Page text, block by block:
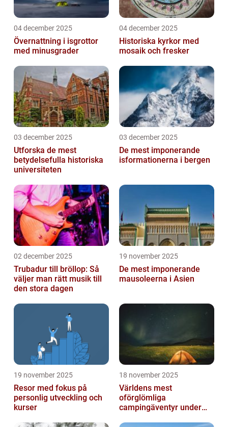
04 december 2025
Övernattning i isgrottor
med minusgrader
04 december 2025
Historiska kyrkor med
mosaik och fresker
03 december 2025
Utforska de mest
betydelsefulla historiska
universiteten
03 december 2025
De mest imponerande
isformationerna i bergen
02 december 2025
Trubadur till bröllop: Så
väljer man rätt musik till
den stora dagen
19 november 2025
De mest imponerande
mausoleerna i Asien
19 november 2025
Resor med fokus på
personlig utveckling och
kurser
18 november 2025
Världens mest
oförglömliga
campingäventyr under